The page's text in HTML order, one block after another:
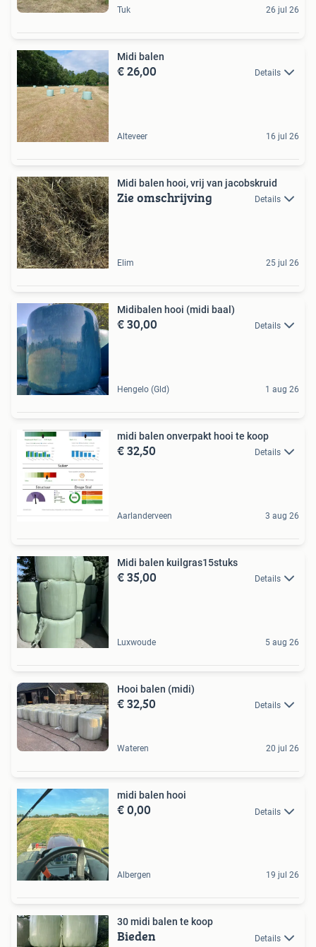
Tuk 26 jul 26
Midi balen
€ 26,00 Details
Alteveer 16 jul 26
Midi balen hooi, vrij van jacobskruid
Zie omschrijving Details
Elim 25 jul 26
Midibalen hooi (midi baal)
€ 30,00 Details
Hengelo (Gld) 1 aug 26
midi balen onverpakt hooi te koop
€ 32,50 Details
Aarlanderveen 3 aug 26
Midi balen kuilgras15stuks
€ 35,00 Details
Luxwoude 5 aug 26
Hooi balen (midi)
€ 32,50 Details
Wateren 20 jul 26
midi balen hooi
€ 0,00 Details
Albergen 19 jul 26
30 midi balen te koop
Bieden Details